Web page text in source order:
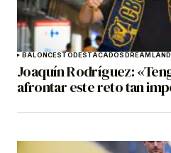
BALONCESTODESTACADOS
Joaquín Rodríguez:
afrontar este reto tan